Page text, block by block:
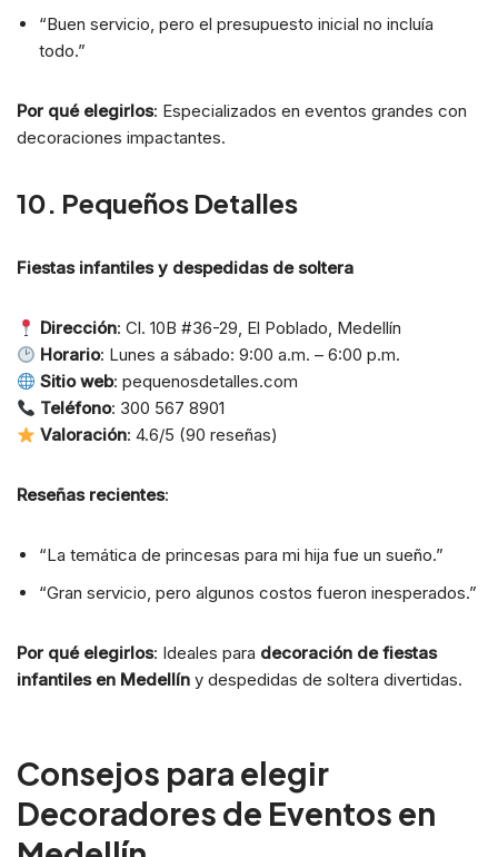
“Buen servicio, pero el presupuesto inicial no incluía
todo.”
Por qué elegirlos: Especializados en eventos grandes con
decoraciones impactantes.
10. Pequeños Detalles
Fiestas infantiles y despedidas de soltera
Dirección: Cl. 10B #36-29, El Poblado, Medellín
Horario: Lunes a sábado: 9:00 a.m. – 6:00 p.m.
Sitio web: pequenosdetalles.com
Teléfono: 300 567 8901
Valoración: 4.6/5 (90 reseñas)
Reseñas recientes:
“La temática de princesas para mi hija fue un sueño.”
“Gran servicio, pero algunos costos fueron inesperados.”
Por qué elegirlos: Ideales para decoración de fiestas
infantiles en Medellín y despedidas de soltera divertidas.
Consejos para elegir
Decoradores de Eventos en